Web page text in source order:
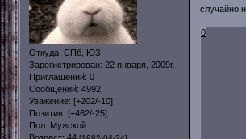
Откуда: СПб, ЮЗ
Зарегистрирован: 22 января, 2009г.
Приглашений: 0
Сообщений: 4992
Уважение: [+202/-10]
Позитив: [+462/-25]
Пол: Мужской
случайно
0